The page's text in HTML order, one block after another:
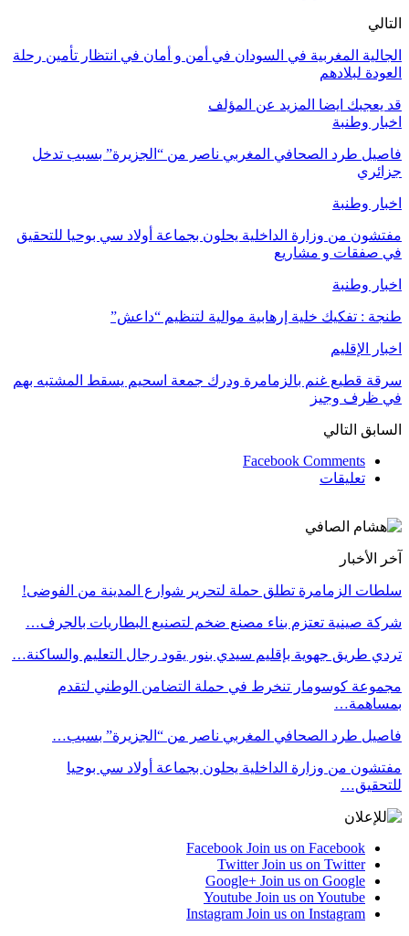
التالي
الجالية المغربية في السودان في أمن و أمان في انتظار تأمين رحلة
العودة لبلادهم
قد يعجبك ايضا المزيد عن المؤلف
اخبار وطنبة
فاصيل طرد الصحافي المغربي ناصر من “الجزيرة” بسبب تدخل
جزائري
اخبار وطنبة
مفتشون من وزارة الداخلية يحلون بجماعة أولاد سي بوحيا للتحقيق
في صفقات و مشاريع
اخبار وطنبة
طنجة : تفكيك خلية إرهابية موالية لتنظيم “داعش”
اخبار الإقليم
سرقة قطيع غنم بالزمامرة ودرك جمعة اسحيم يسقط المشتبه بهم
في ظرف وجيز
السابق التالي
Facebook Comments
تعليقات
آخر الأخبار
سلطات الزمامرة تطلق حملة لتحرير شوارع المدينة من الفوضى!
شركة صينية تعتزم بناء مصنع ضخم لتصنيع البطاريات بالجرف…
تردي طريق جهوية بإقليم سيدي بنور يقود رجال التعليم والساكنة…
مجموعة كوسومار تنخرط في حملة التضامن الوطني لتقدم
بمساهمة…
فاصيل طرد الصحافي المغربي ناصر من “الجزيرة” بسبب…
مفتشون من وزارة الداخلية يحلون بجماعة أولاد سي بوحيا
للتحقيق…
Facebook Join us on Facebook
Twitter Join us on Twitter
Google+ Join us on Google
Youtube Join us on Youtube
Instagram Join us on Instagram